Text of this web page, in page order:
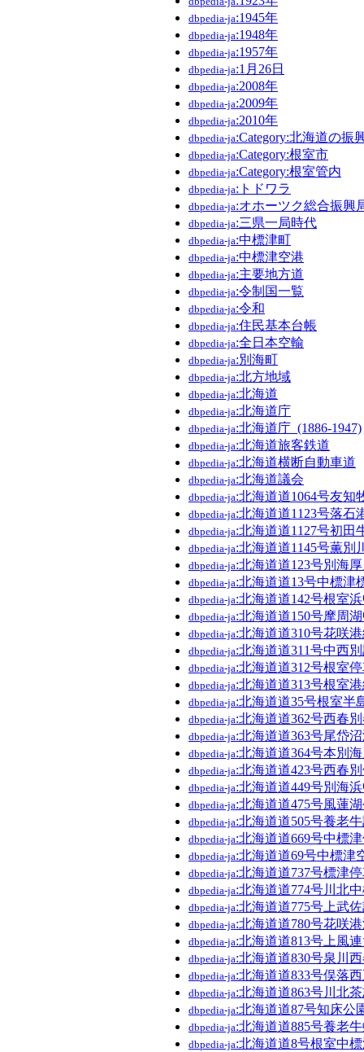
dbpedia-ja:1945年
dbpedia-ja:1948年
dbpedia-ja:1957年
dbpedia-ja:1月26日
dbpedia-ja:2008年
dbpedia-ja:2009年
dbpedia-ja:2010年
dbpedia-ja:Category:北海道の振
dbpedia-ja:Category:根室市
dbpedia-ja:Category:根室管内
dbpedia-ja:トドワラ
dbpedia-ja:オホーツク総合振興
dbpedia-ja:三県一局時代
dbpedia-ja:中標津町
dbpedia-ja:中標津空港
dbpedia-ja:主要地方道
dbpedia-ja:令制国一覧
dbpedia-ja:令和
dbpedia-ja:住民基本台帳
dbpedia-ja:全日本空輸
dbpedia-ja:別海町
dbpedia-ja:北方地域
dbpedia-ja:北海道
dbpedia-ja:北海道庁
dbpedia-ja:北海道庁_(1886-1947)
dbpedia-ja:北海道旅客鉄道
dbpedia-ja:北海道横断自動車道
dbpedia-ja:北海道議会
dbpedia-ja:北海道道1064号友知
dbpedia-ja:北海道道1123号落石
dbpedia-ja:北海道道1127号初田
dbpedia-ja:北海道道1145号薫別
dbpedia-ja:北海道道123号別海
dbpedia-ja:北海道道13号中標津
dbpedia-ja:北海道道142号根室
dbpedia-ja:北海道道150号摩周
dbpedia-ja:北海道道310号花咲
dbpedia-ja:北海道道311号中西
dbpedia-ja:北海道道312号根室
dbpedia-ja:北海道道313号根室
dbpedia-ja:北海道道35号根室半
dbpedia-ja:北海道道362号西春
dbpedia-ja:北海道道363号尾岱
dbpedia-ja:北海道道364号本別
dbpedia-ja:北海道道423号西春
dbpedia-ja:北海道道449号別海
dbpedia-ja:北海道道475号風蓮
dbpedia-ja:北海道道505号養老
dbpedia-ja:北海道道669号中標
dbpedia-ja:北海道道69号中標津
dbpedia-ja:北海道道737号標津
dbpedia-ja:北海道道774号川北
dbpedia-ja:北海道道775号上武
dbpedia-ja:北海道道780号花咲
dbpedia-ja:北海道道813号上風
dbpedia-ja:北海道道830号泉川
dbpedia-ja:北海道道833号俣落
dbpedia-ja:北海道道863号川北
dbpedia-ja:北海道道87号知床公
dbpedia-ja:北海道道885号養老
dbpedia-ja:北海道道8号根室中